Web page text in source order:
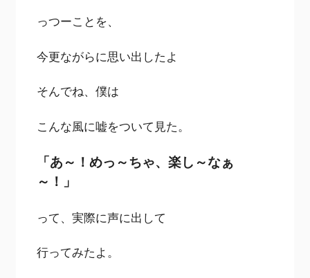
っつーことを、
今更ながらに思い出したよ
そんでね、僕は
こんな風に嘘をついて見た。
「あ～！めっ～ちゃ、楽し～なぁ
～！」
って、実際に声に出して
行ってみたよ。